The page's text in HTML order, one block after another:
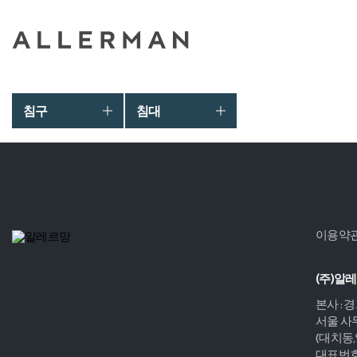
침구 침대
이용약
(주)알
본사 :
서울 사
(대치동